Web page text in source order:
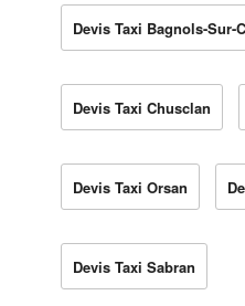
Devis Taxi Bagnols-Sur-
Devis Taxi Chusclan
Devis Taxi Orsan
Devis Taxi Sabran